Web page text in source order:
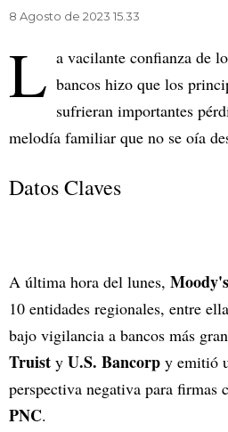
8 Agosto de 2023 15.33
L a vacilante confianza de
bancos hizo que los
sufrieran importantes
melodía familiar que no se oía
Datos Claves
A última hora del lunes, Moody's
10 entidades regionales, entre
bajo vigilancia a bancos más
Truist y U.S. Bancorp y emitió
perspectiva negativa para firmas
PNC.